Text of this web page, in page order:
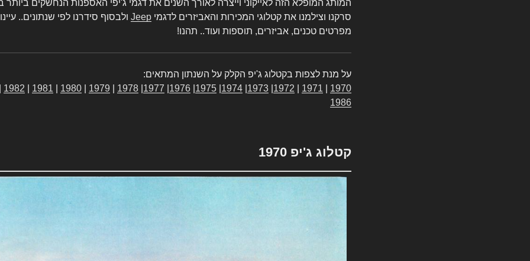
המותג המופלא הזה לאייקוני וייצרה לאורך השנים את דגמי ג'יפי האספנות הנחשקים
סרקנו וצילמנו את קטלוגי המכירות והאביזרים לדגמי Jeep ולבסוף סידרנו לפי שנתונים..
מפרטים טכנים, אביזרים, תוספות ועוד.. תהנו!
על מנת לצפות בקטלוג ג'יפ הקלק על השנתון המתאים:
1970
1971
1972
1973
1974
1975
1976
1977
1978
1979
1980
1981
1982
1986
קטלוג ג'יפ 1970